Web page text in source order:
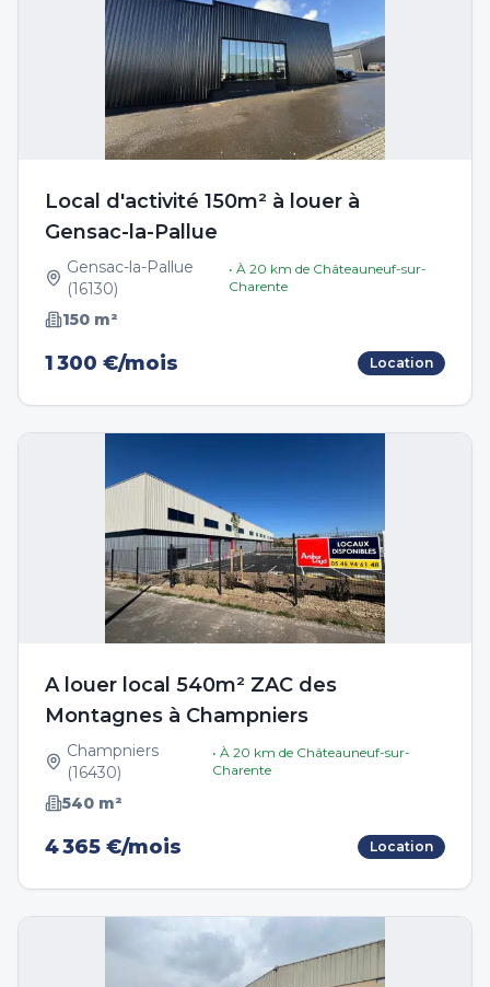
Local d'activité 150m² à louer à
Gensac-la-Pallue
Gensac-la-Pallue
(16130)
• À20 km de Châteauneuf-sur-
Charente
150 m²
1 300 €/mois Location
A louer local 540m² ZAC des
Montagnes à Champniers
Champniers
(16430)
• À20 km de Châteauneuf-sur-
Charente
540 m²
4 365 €/mois Location